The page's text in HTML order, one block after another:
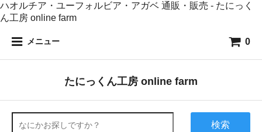
ハオルチア・ユーフォルビア・アガベ 通販・販売 - たにっく
ん工房 online farm
メニュー 0
たにっくん工房 online farm
検索